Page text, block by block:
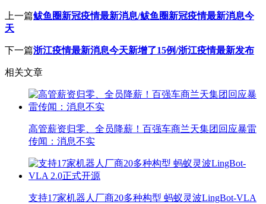
上一篇鲅鱼圈新冠疫情最新消息/鲅鱼圈新冠疫情最新消息今
天
下一篇浙江疫情最新消息今天新增了15例/浙江疫情最新发布
相关文章
高管薪资归零、全员降薪！百强车商兰天集团回应暴雷
传闻：消息不实
支持17家机器人厂商20多种构型 蚂蚁灵波LingBot-VLA